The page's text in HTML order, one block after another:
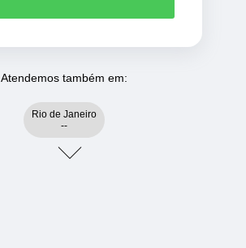
Atendemos também em:
Rio de Janeiro
--